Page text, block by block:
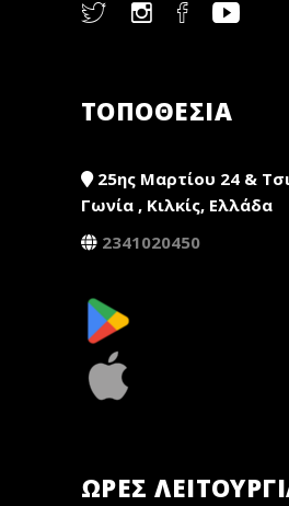
ΤΟΠΟΘΕΣΙΑ
25ης Μαρτίου 24 &
Γωνία , Κιλκίς, Ελλάδα
2341020450
ΏΡΕΣ